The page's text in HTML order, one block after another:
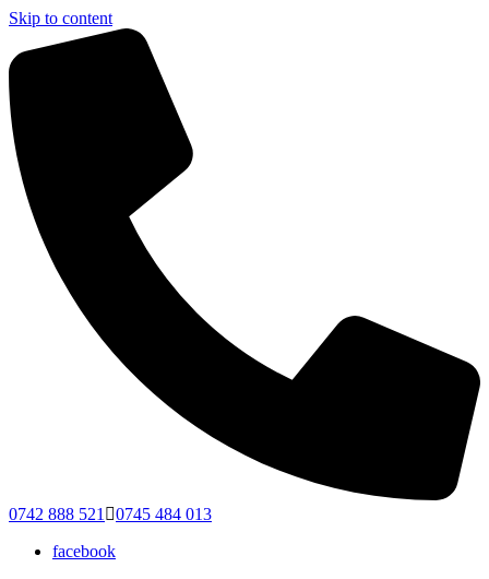
Skip to content
0742 888 521
0745 484 013
facebook